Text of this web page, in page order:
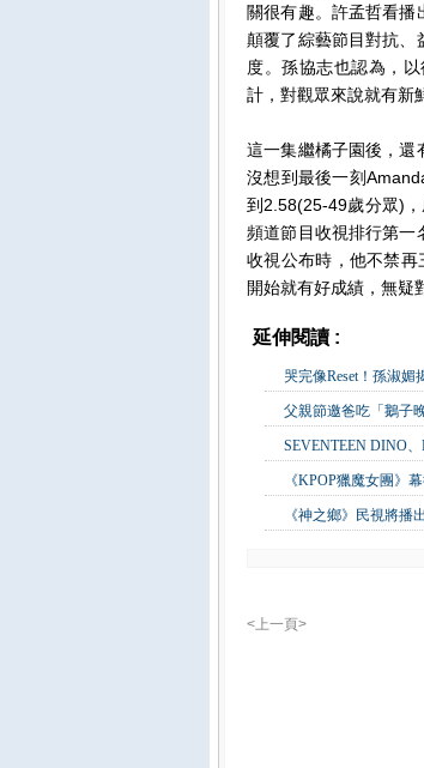
關很有趣。許孟哲看播
顛覆了綜藝節目對抗、
度。孫協志也認為，
計，對觀眾來說就有新
這一集繼橘子園後，還
沒想到最後一刻
到2.58(25-49歲分眾)
頻道節目收視排行第一
收視公布時，他不禁
開始就有好成績，無疑
延伸閱讀 :
哭完像Reset！孫淑
父親節邀爸吃「鵝子
SEVENTEEN DINO
《KPOP獵魔女團》
《神之鄉》民視將
<上一頁>